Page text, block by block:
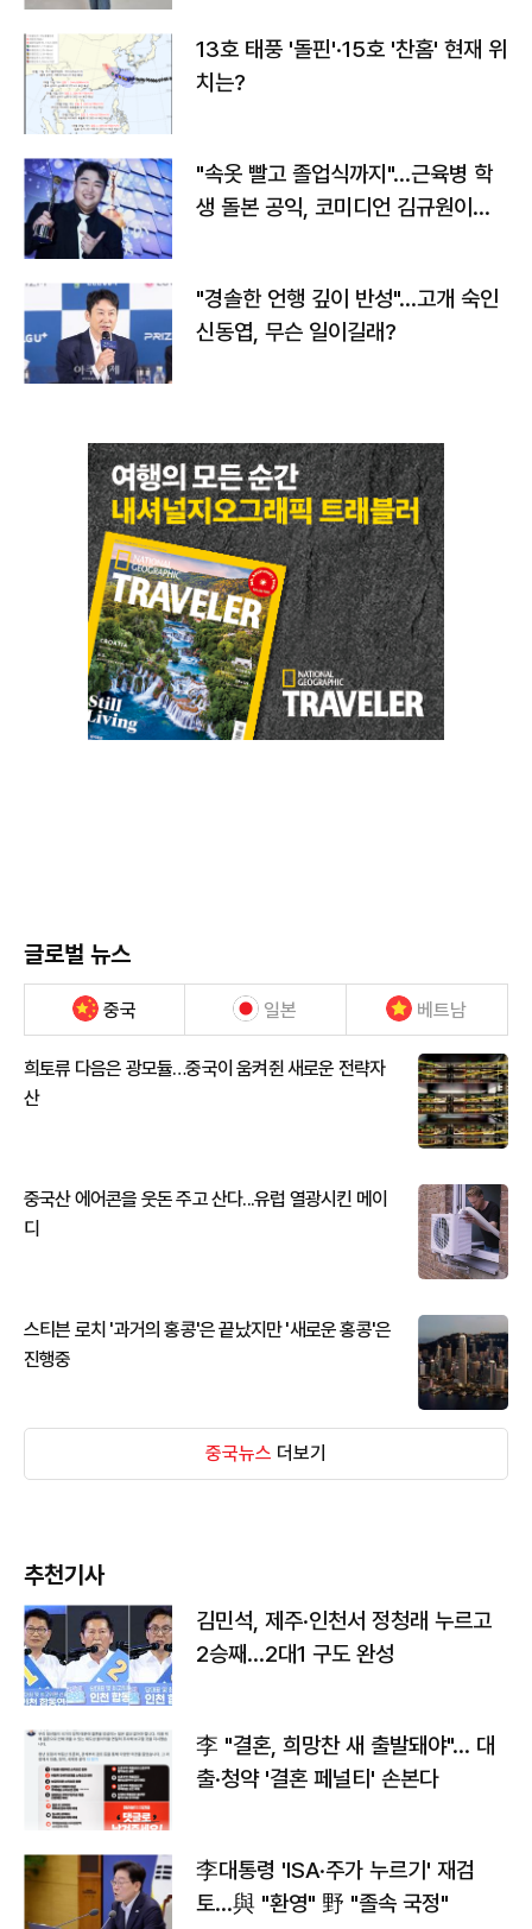
13호 태풍 '돌핀'·15호 '찬홈' 현재 위
치는?
"속옷 빨고 졸업식까지"…근육병 학
생 돌본 공익, 코미디언 김규원이었
"경솔한 언행 깊이 반성"…고개 숙인
신동엽, 무슨 일이길래?
글로벌 뉴스
중국 일본 베트남
희토류 다음은 광모듈…중국이 움켜쥔 새로운 전략자
산
중국산 에어콘을 웃돈 주고 산다...유럽 열광시킨 메이
디
스티븐 로치 '과거의 홍콩'은 끝났지만 '새로운 홍콩'은
진행중
중국뉴스 더보기
추천기사
김민석, 제주·인천서 정청래 누르고
2승째…2대1 구도 완성
李 "결혼, 희망찬 새 출발돼야"… 대
출·청약 '결혼 페널티' 손본다
李대통령 'ISA·주가 누르기' 재검
토…與 "환영" 野 "졸속 국정"